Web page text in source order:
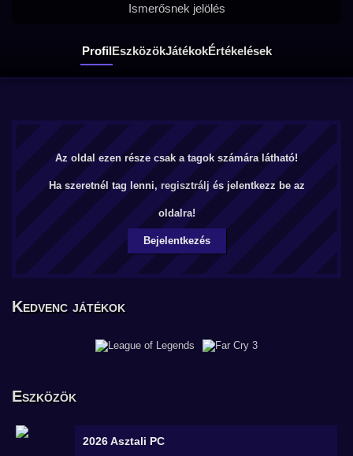
ProfilEszközökJátékokÉrtékelések
Ismerősnek jelölés
Az oldal ezen része csak a tagok számára látható!
Ha szeretnél tag lenni, regisztrálj és jelentkezz be az
oldalra!
Bejelentkezés
Kedvenc játékok
Eszközök
2026Asztali PC